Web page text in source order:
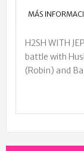
MÁS
H2SH WITH
battle with
(Robin) and